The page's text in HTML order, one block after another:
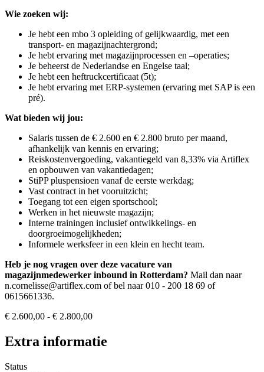
Wie zoeken wij:
Je hebt een mbo 3 opleiding of gelijkwaardig, met een
transport- en magazijnachtergrond;
Je hebt ervaring met magazijnprocessen en –operaties;
Je beheerst de Nederlandse en Engelse taal;
Je hebt een heftruckcertificaat (5t);
Je hebt ervaring met ERP-systemen (ervaring met SAP is een
pré).
Wat bieden wij jou:
Salaris tussen de € 2.600 en € 2.800 bruto per maand,
afhankelijk van kennis en ervaring;
Reiskostenvergoeding, vakantiegeld van 8,33% via Artiflex
en opbouwen van vakantiedagen;
StiPP pluspensioen vanaf de eerste werkdag;
Vast contract in het vooruitzicht;
Toegang tot een eigen sportschool;
Werken in het nieuwste magazijn;
Interne trainingen inclusief ontwikkelings- en
doorgroeimogelijkheden;
Informele werksfeer in een klein en hecht team.
Heb je nog vragen over deze vacature van
magazijnmedewerker inbound in Rotterdam? Mail dan naar
n.cornelisse@artiflex.com of bel naar 010 - 200 18 69 of
0615661336.
€ 2.600,00 - € 2.800,00
Extra informatie
Status